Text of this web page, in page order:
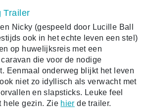
Trailer
Nicky (gespeeld door Lucille Ball
ook in het echte leven een stel)
op huwelijksreis met een
die voor de nodige
Eenmaal onderweg blijkt het leven
niet zo idyllisch als verwacht met
en slapsticks. Leuke feel
hele gezin. Zie hier de trailer.